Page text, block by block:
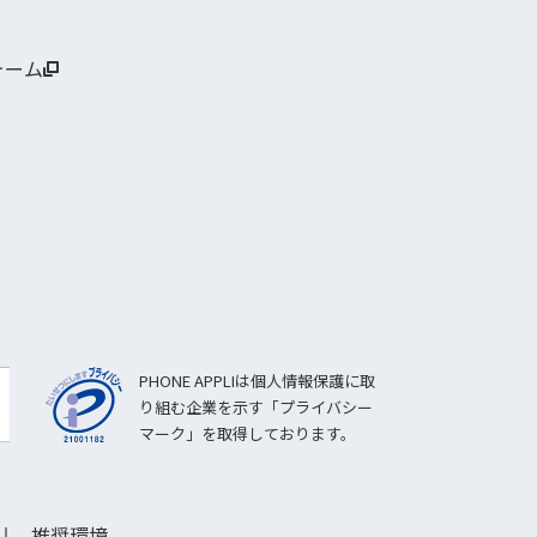
ム
PHONE APPLIは個人情報保護に取
り組む企業を示す「プライバシー
マーク」を取得しております。